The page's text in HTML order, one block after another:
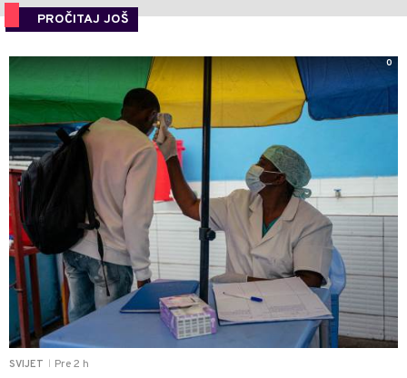
PROČITAJ JOŠ
SVIJET Pre 2 h
0